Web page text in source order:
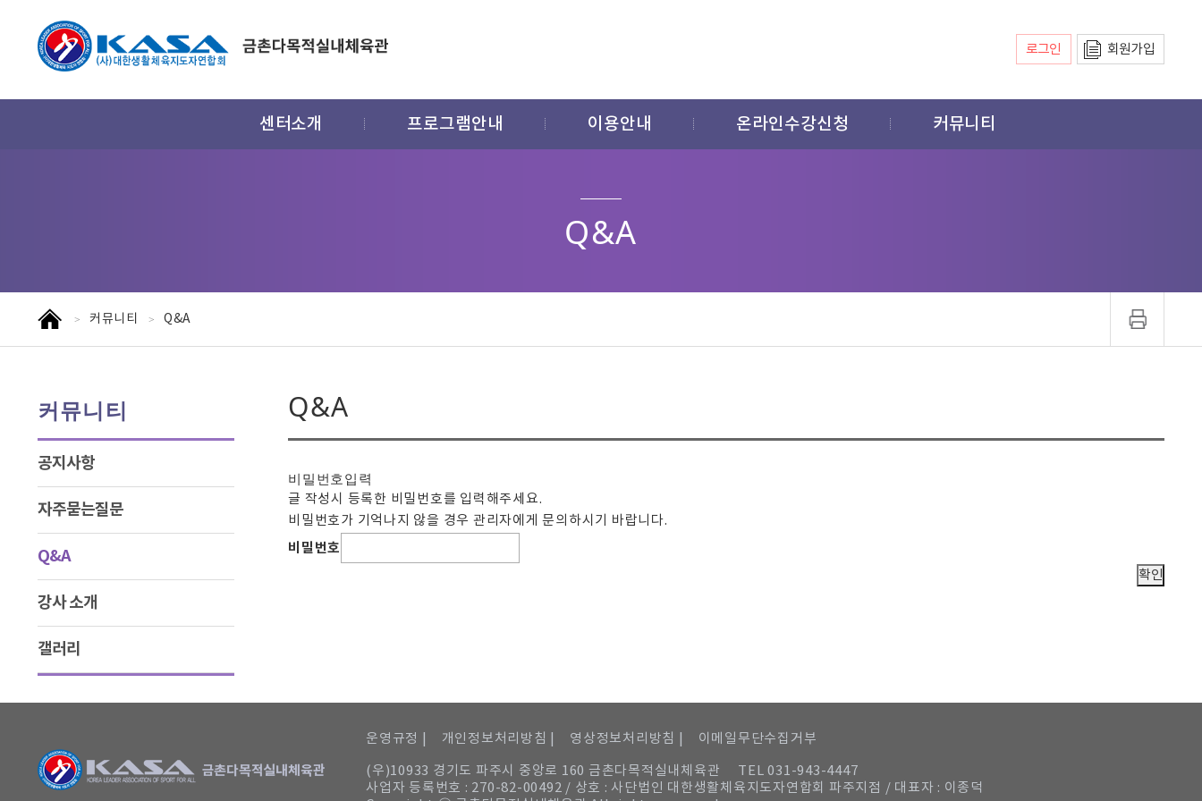
로그인 회원가입
센터소개 프로그램안내 이용안내 온라인수강신청 커뮤니티
Q&A
홈 커뮤니티 Q&A
커뮤니티
공지사항
자주묻는질문
Q&A
강사 소개
갤러리
Q&A
비밀번호입력
글 작성시 등록한 비밀번호를 입력해주세요.
비밀번호가 기억나지 않을 경우 관리자에게 문의하시기 바랍니다.
비밀번호
운영규정 | 개인정보처리방침 | 영상정보처리방침 | 이메일무단수집거부
(우)10933 경기도 파주시 중앙로 160 금촌다목적실내체육관
TEL 031-943-4447
사업자 등록번호 : 270-82-00492 / 상호 : 사단법인 대한생활체육지도자연합회 파주지점 / 대표자 : 이종덕